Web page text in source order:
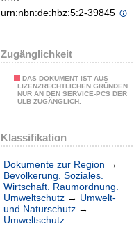
urn:nbn:de:hbz:5:2-39845
Zugänglichkeit
DAS DOKUMENT IST AUS
LIZENZRECHTLICHEN GRÜNDEN
NUR AN DEN SERVICE-PCS DER
ULB ZUGÄNGLICH.
Klassifikation
Dokumente zur Region →
Bevölkerung. Soziales.
Wirtschaft. Raumordnung.
Umweltschutz → Umwelt-
und Naturschutz →
Umweltschutz